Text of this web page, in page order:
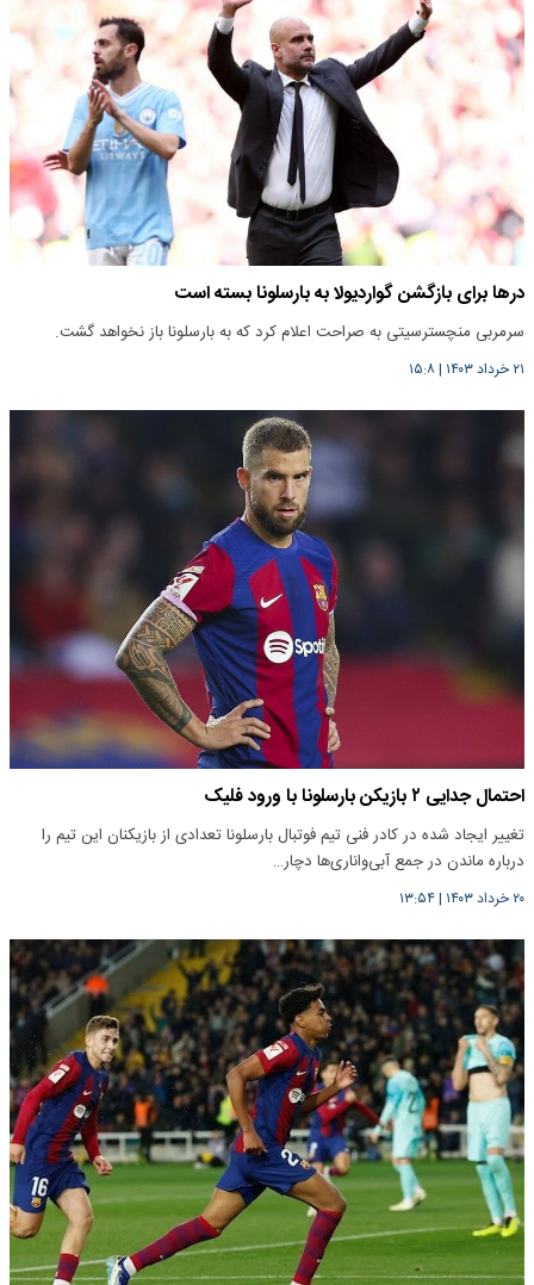
درها برای بازگشن گواردیولا به بارسلونا بسته است
سرمربی منچسترسیتی به صراحت اعلام کرد که به بارسلونا باز نخواهد گشت.
۲۱ خرداد ۱۴۰۳ |۱۵:۸
احتمال جدایی ۲ بازیکن بارسلونا با ورود فلیک
تغییر ایجاد شده در کادر فنی تیم فوتبال بارسلونا تعدادی از بازیکنان این تیم را
درباره ماندن در جمع آبی‌و‌اناری‌ها دچار…
۲۰ خرداد ۱۴۰۳ |۱۳:۵۴